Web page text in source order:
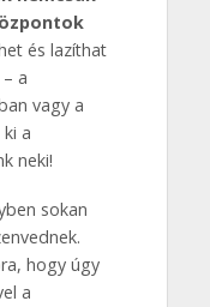
és lazíthat
a
vagy a
a
neki!
sokan
hogy úgy
a